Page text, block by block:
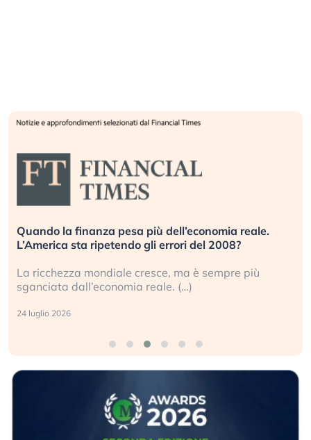
Quando la finanza pesa più dell’economia reale.
L’America sta ripetendo gli errori del 2008?
La ricchezza mondiale cresce, ma è sempre più
sganciata dall’economia reale. (…)
24 luglio 2026